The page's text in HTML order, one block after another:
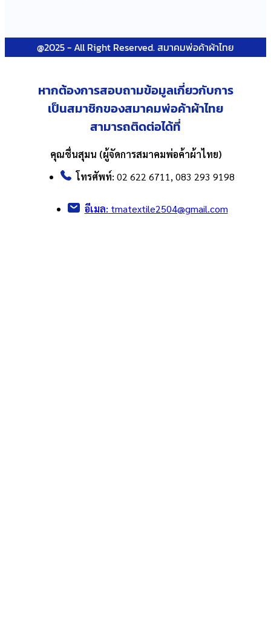
@2025 - All Right Reserved. สมาคมพ่อค้าผ้าไทย
หากต้องการสอบถามข้อมูลเกี่ยวกับการ
เป็นสมาชิกของสมาคมพ่อค้าผ้าไทย
สามารถติดต่อได้ที่
คุณชื่นสุมน (ผู้จัดการสมาคมพ่อค้าผ้าไทย)
โทรศัพท์: 02 622 6711, 083 293 9198
อีเมล: tmatextile2504@gmail.com